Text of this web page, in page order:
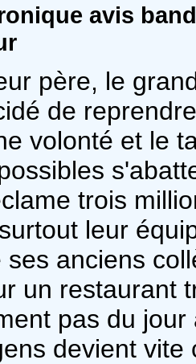
avis
père, le
de
volonté et le
trois
leur
anciens
un restaurant
pas du
devient vite